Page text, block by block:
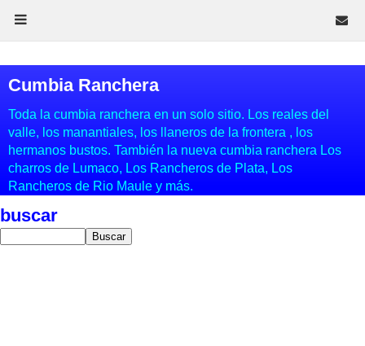
Cumbia Ranchera
Toda la cumbia ranchera en un solo sitio. Los reales del
valle, los manantiales, los llaneros de la frontera , los
hermanos bustos. También la nueva cumbia ranchera Los
charros de Lumaco, Los Rancheros de Plata, Los
Rancheros de Rio Maule y más.
buscar